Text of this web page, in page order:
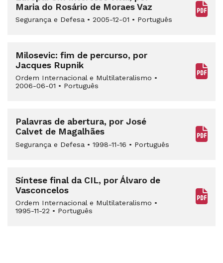
Maria do Rosário de Moraes Vaz
Segurança e Defesa • 2005-12-01 • Português
Milosevic: fim de percurso, por
Jacques Rupnik
Ordem Internacional e Multilateralismo •
2006-06-01 • Português
Palavras de abertura, por José
Calvet de Magalhães
Segurança e Defesa • 1998-11-16 • Português
Síntese final da CIL, por Álvaro de
Vasconcelos
Ordem Internacional e Multilateralismo •
1995-11-22 • Português